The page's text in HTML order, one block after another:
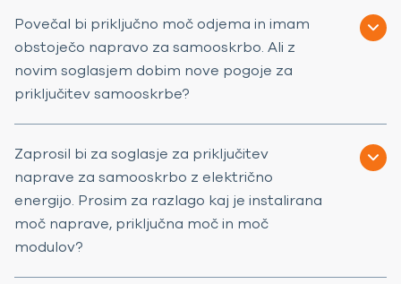
Povečal bi priključno moč odjema in imam
obstoječo napravo za samooskrbo. Ali z
novim soglasjem dobim nove pogoje za
priključitev samooskrbe?
Zaprosil bi za soglasje za priključitev
naprave za samooskrbo z električno
energijo. Prosim za razlago kaj je instalirana
moč naprave, priključna moč in moč
modulov?